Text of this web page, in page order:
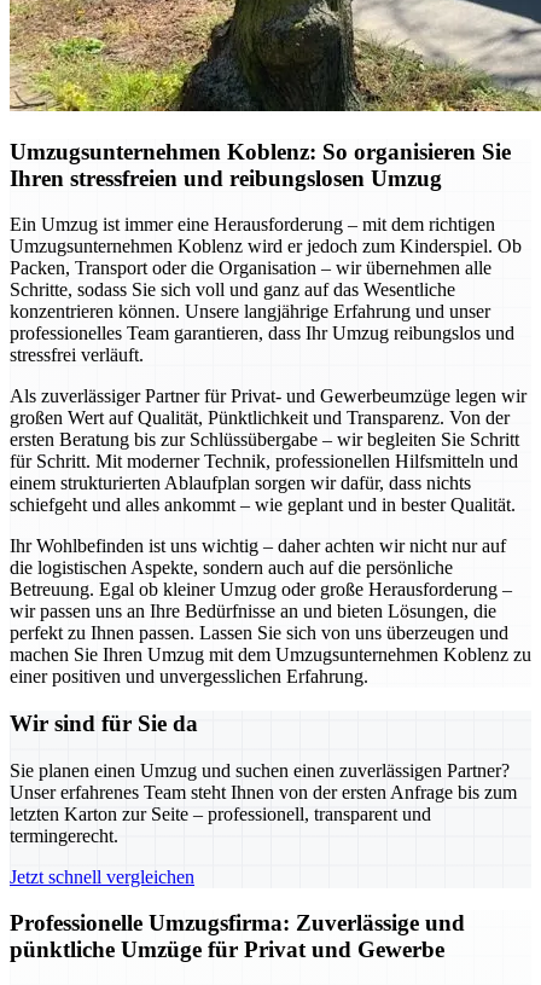
Umzugsunternehmen Koblenz: So organisieren Sie
Ihren stressfreien und reibungslosen Umzug
Ein Umzug ist immer eine Herausforderung – mit dem richtigen
Umzugsunternehmen Koblenz wird er jedoch zum Kinderspiel. Ob
Packen, Transport oder die Organisation – wir übernehmen alle
Schritte, sodass Sie sich voll und ganz auf das Wesentliche
konzentrieren können. Unsere langjährige Erfahrung und unser
professionelles Team garantieren, dass Ihr Umzug reibungslos und
stressfrei verläuft.
Als zuverlässiger Partner für Privat- und Gewerbeumzüge legen wir
großen Wert auf Qualität, Pünktlichkeit und Transparenz. Von der
ersten Beratung bis zur Schlüssübergabe – wir begleiten Sie Schritt
für Schritt. Mit moderner Technik, professionellen Hilfsmitteln und
einem strukturierten Ablaufplan sorgen wir dafür, dass nichts
schiefgeht und alles ankommt – wie geplant und in bester Qualität.
Ihr Wohlbefinden ist uns wichtig – daher achten wir nicht nur auf
die logistischen Aspekte, sondern auch auf die persönliche
Betreuung. Egal ob kleiner Umzug oder große Herausforderung –
wir passen uns an Ihre Bedürfnisse an und bieten Lösungen, die
perfekt zu Ihnen passen. Lassen Sie sich von uns überzeugen und
machen Sie Ihren Umzug mit dem Umzugsunternehmen Koblenz zu
einer positiven und unvergesslichen Erfahrung.
Wir sind für Sie da
Sie planen einen Umzug und suchen einen zuverlässigen Partner?
Unser erfahrenes Team steht Ihnen von der ersten Anfrage bis zum
letzten Karton zur Seite – professionell, transparent und
termingerecht.
Jetzt schnell vergleichen
Professionelle Umzugsfirma: Zuverlässige und
pünktliche Umzüge für Privat und Gewerbe